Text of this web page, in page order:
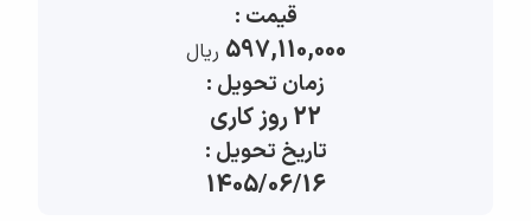
قیمت :
597,110,000 ريال
زمان تحویل :
22 روز کاری
تاریخ تحویل :
1405/06/16